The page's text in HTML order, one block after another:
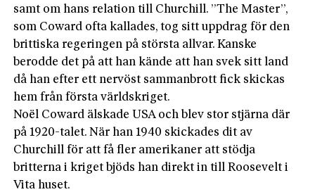
samt om hans relation till Churchill. ”The Master”,
som Coward ofta kallades, tog sitt uppdrag för den
brittiska regeringen på största allvar. Kanske
berodde det på att han kände att han svek sitt land
då han efter ett nervöst sammanbrott fick skickas
hem från första världskriget.
Noël Coward älskade USA och blev stor stjärna där
på 1920-talet. När han 1940 skickades dit av
Churchill för att få fler amerikaner att stödja
britterna i kriget bjöds han direkt in till Roosevelt i
Vita huset.